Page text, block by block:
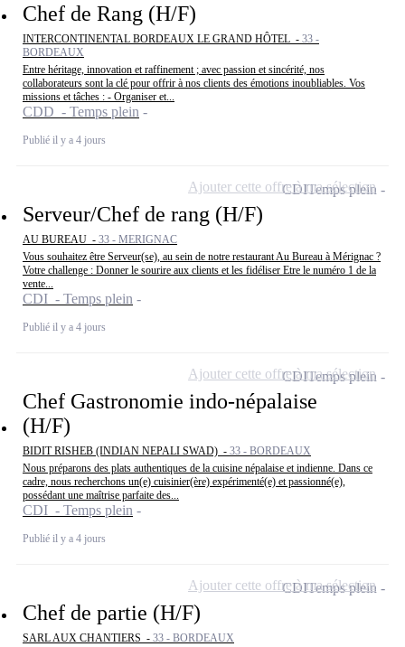
Chef de Rang (H/F)
INTERCONTINENTAL BORDEAUX LE GRAND HÔTEL - 33 -
BORDEAUX
Entre héritage, innovation et raffinement ; avec passion et sincérité, nos
collaborateurs sont la clé pour offrir à nos clients des émotions inoubliables. Vos
missions et tâches : - Organiser et...
CDD - Temps plein
Publié il y a 4 jours
Serveur/Chef de rang (H/F)
AU BUREAU - 33 - MERIGNAC
Vous souhaitez être Serveur(se), au sein de notre restaurant Au Bureau à Mérignac ?
Votre challenge : Donner le sourire aux clients et les fidéliser Etre le numéro 1 de la
vente...
CDI - Temps plein
Publié il y a 4 jours
CDITemps plein
Ajouter cette offre à ma sélection
Chef Gastronomie indo-népalaise
(H/F)
BIDIT RISHEB (INDIAN NEPALI SWAD) - 33 - BORDEAUX
Nous préparons des plats authentiques de la cuisine népalaise et indienne. Dans ce
cadre, nous recherchons un(e) cuisinier(ère) expérimenté(e) et passionné(e),
possédant une maîtrise parfaite des...
CDI - Temps plein
Publié il y a 4 jours
CDITemps plein
Ajouter cette offre à ma sélection
Chef de partie (H/F)
SARL AUX CHANTIERS - 33 - BORDEAUX
CDITemps plein
Ajouter cette offre à ma sélection